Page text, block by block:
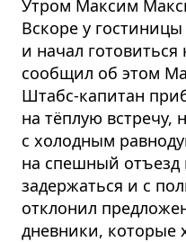
Утром Максим
Вскоре у
и начал готовиться
сообщил об этом
Штабс-капитан
на тёплую встречу,
с холодным
на спешный отъезд
задержаться и с
отклонил
дневники, которые